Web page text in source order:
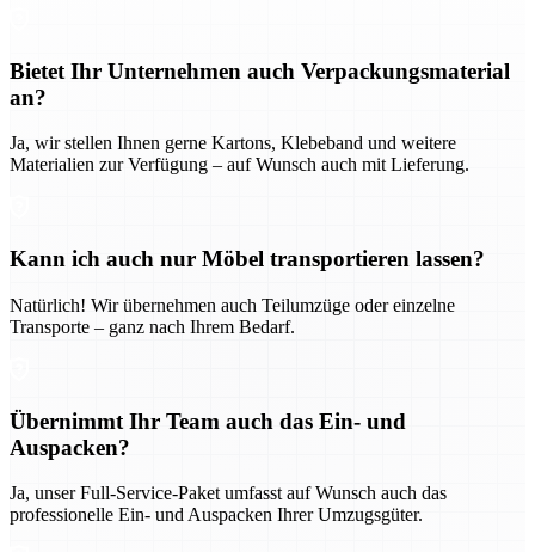
Bietet Ihr Unternehmen auch Verpackungsmaterial
an?
Ja, wir stellen Ihnen gerne Kartons, Klebeband und weitere
Materialien zur Verfügung – auf Wunsch auch mit Lieferung.
Kann ich auch nur Möbel transportieren lassen?
Natürlich! Wir übernehmen auch Teilumzüge oder einzelne
Transporte – ganz nach Ihrem Bedarf.
Übernimmt Ihr Team auch das Ein- und
Auspacken?
Ja, unser Full-Service-Paket umfasst auf Wunsch auch das
professionelle Ein- und Auspacken Ihrer Umzugsgüter.